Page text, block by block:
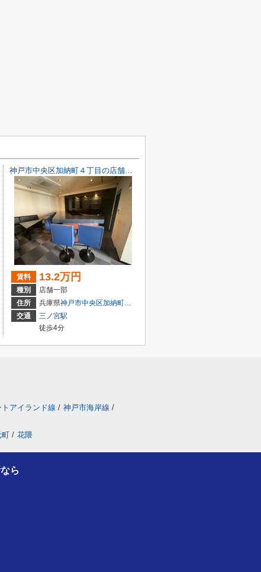
7-8
神戸市中央区加納町４丁目の店舗一部
賃料 13.2万円
種別
店舗一部
住所
兵庫県神戸市中央区加納町４丁目9-29
交通
三ノ宮駅
徒歩4分
アイランド線 / 神戸市海岸線 /
町 / 花隈
ら